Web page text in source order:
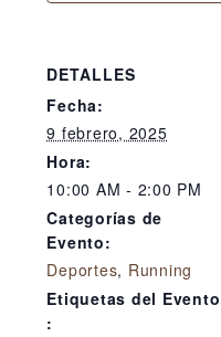
DETALLES
Fecha:
9 febrero, 2025
Hora:
10:00 AM - 2:00 PM
Categorías de
Evento:
Deportes, Running
Etiquetas del Evento
: